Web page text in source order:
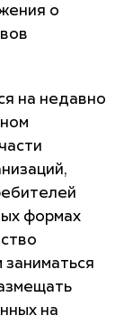
о
на недавно
формах
на